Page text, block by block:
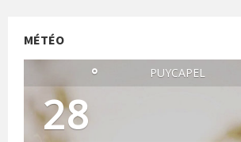
MÉTÉO
PUYCAPEL
28
°